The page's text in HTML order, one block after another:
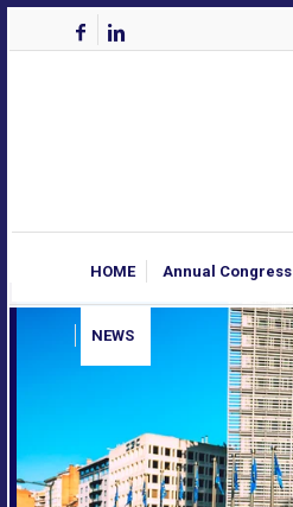
HOME Annual Congress
NEWS